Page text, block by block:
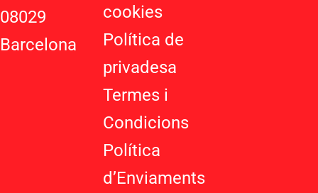
08029
Barcelona
cookies
Política de
privadesa
Termes i
Condicions
Política
d’Enviaments